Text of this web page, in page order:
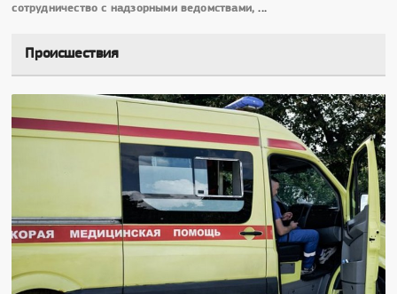
сотрудничество с надзорными ведомствами,...
Происшествия